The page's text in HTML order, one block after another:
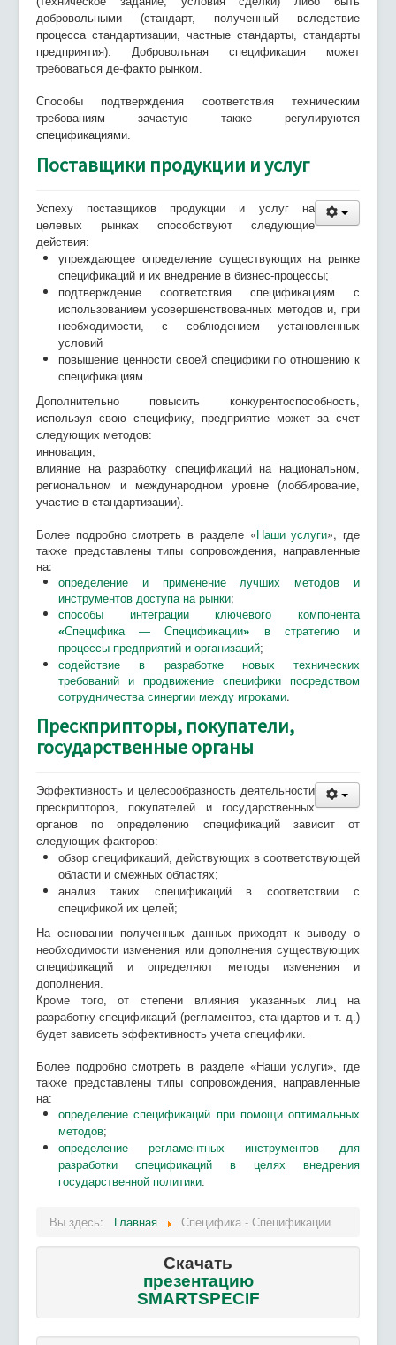
добровольными (стандарт, полученный вследствие
процесса стандартизации, частные стандарты, стандарты
предприятия). Добровольная спецификация может
требоваться де-факто рынком.
Способы подтверждения соответствия техническим
требованиям зачастую также регулируются
спецификациями.
Поставщики продукции и услуг
Успеху поставщиков продукции и услуг на
целевых рынках способствуют следующие
действия:
упреждающее определение существующих на рынке
спецификаций и их внедрение в бизнес-процессы;
подтверждение соответствия спецификациям с
использованием усовершенствованных методов и, при
необходимости, с соблюдением установленных
условий
повышение ценности своей специфики по отношению к
спецификациям.
Дополнительно повысить конкурентоспособность,
используя свою специфику, предприятие может за счет
следующих методов:
инновация;
влияние на разработку спецификаций на национальном,
региональном и международном уровне (лоббирование,
участие в стандартизации).
Более подробно смотреть в разделе «Наши услуги», где
также представлены типы сопровождения, направленные
на:
определение и применение лучших методов и
инструментов доступа на рынки;
способы интеграции ключевого компонента
«Специфика — Спецификации» в стратегию и
процессы предприятий и организаций;
содействие в разработке новых технических
требований и продвижение специфики посредством
сотрудничества синергии между игроками.
Прескприпторы, покупатели,
государственные органы
Эффективность и целесообразность деятельности
прескрипторов, покупателей и государственных
органов по определению спецификаций зависит от
следующих факторов:
обзор спецификаций, действующих в соответствующей
области и смежных областях;
анализ таких спецификаций в соответствии с
спецификой их целей;
На основании полученных данных приходят к выводу о
необходимости изменения или дополнения существующих
спецификаций и определяют методы изменения и
дополнения.
Кроме того, от степени влияния указанных лиц на
разработку спецификаций (регламентов, стандартов и т. д.)
будет зависеть эффективность учета специфики.
Более подробно смотреть в разделе «Наши услуги», где
также представлены типы сопровождения, направленные
на:
определение спецификаций при помощи оптимальных
методов;
определение регламентных инструментов для
разработки спецификаций в целях внедрения
государственной политики
Вы здесь: Главная Специфика - Спецификации
Скачать
презентацию
SMARTSPECIF